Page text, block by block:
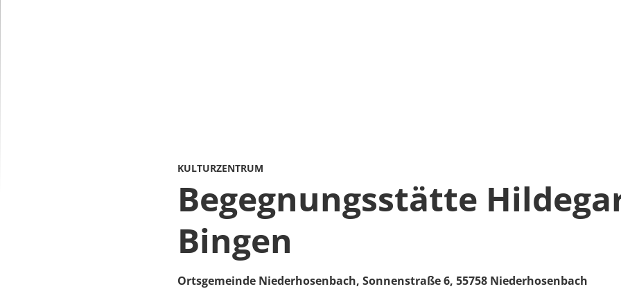
KULTURZENTRUM
Begegnungsstätte
Bingen
Ortsgemeinde Niederhosenbach, Sonnenstraße 6, 55758 Niederhosenbach